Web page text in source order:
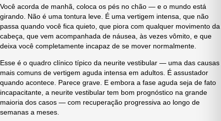
Você acorda de manhã, coloca os pés no chão — e o mundo está
girando. Não é uma tontura leve. É uma vertigem intensa, que não
passa quando você fica quieto, que piora com qualquer movimento da
cabeça, que vem acompanhada de náusea, às vezes vômito, e que
deixa você completamente incapaz de se mover normalmente.
Esse é o quadro clínico típico da neurite vestibular — uma das causas
mais comuns de vertigem aguda intensa em adultos. É assustador
quando acontece. Parece grave. E embora a fase aguda seja de fato
incapacitante, a neurite vestibular tem bom prognóstico na grande
maioria dos casos — com recuperação progressiva ao longo de
semanas a meses.